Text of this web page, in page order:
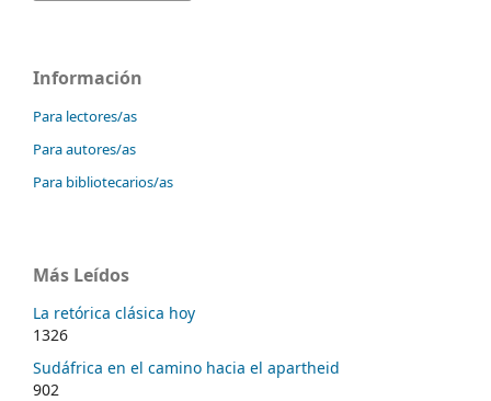
Información
Para lectores/as
Para autores/as
Para bibliotecarios/as
Más Leídos
La retórica clásica hoy
1326
Sudáfrica en el camino hacia el apartheid
902